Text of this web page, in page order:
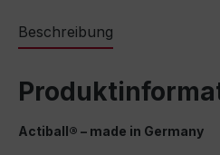
Beschreibung
Actiball® – made in Germany